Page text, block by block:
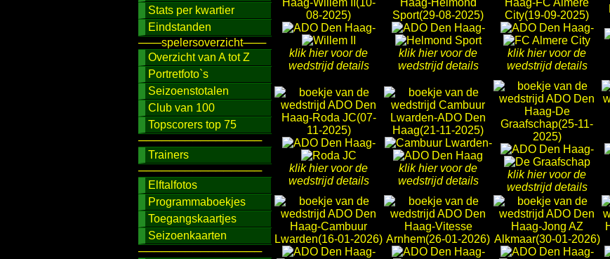
Stats per kwartier
Eindstanden
───spelersoverzicht───
Overzicht van A tot Z
Portretfoto`s
Seizoenstotalen
Club van 100
Topscorers top 75
────────────────
Trainers
────────────────
Elftalfotos
Programmaboekjes
Toegangskaartjes
Seizoenkaarten
────────────────
-
klik hier voor de
wedstrijd details
-
klik hier voor de
wedstrijd details
-
klik hier voor de
wedstrijd details
-
klik hier voor de
wedstrijd details
-
klik hier voor de
wedstrijd details
-
klik hier voor de
wedstrijd details
- - -